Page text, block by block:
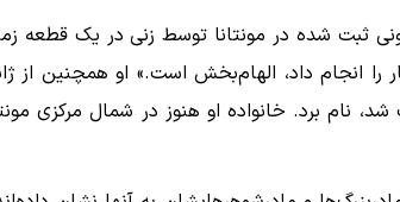
ثبت شده در مونتانا توسط زنی در یک قطعه
انجام داد، الهام‌بخش است.» او همچنین از
عضو زن کنگره انتخاب شد، نام برد. خانواده او هنوز در شمال مرکزی